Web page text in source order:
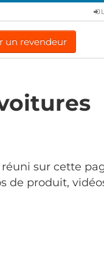
un revendeur
sur cette
de produit,